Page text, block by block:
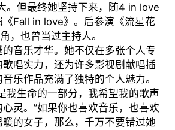
。但最终她坚持下来，随4 in love
Fall in love》。后参演《流星花
，也曾当过主持人。
音乐才华。她不仅在多张个人专
唱实力，还为许多影视剧献唱插
乐作品充满了独特的个人魅力。
我生命的一部分，我希望我的歌声
灵。”如果你也喜欢音乐，也喜欢
的女子，那么，千万不要错过她